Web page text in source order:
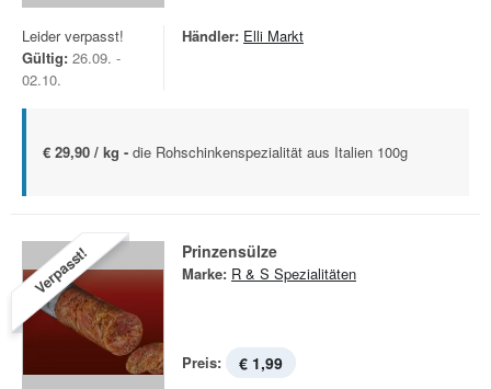
Leider verpasst!
Gültig: 26.09. -
02.10.
Händler: Elli Markt
€ 29,90 / kg - die Rohschinkenspezialität aus Italien 100g
Verpasst! Prinzensülze
Marke: R & S Spezialitäten
Preis: € 1,99